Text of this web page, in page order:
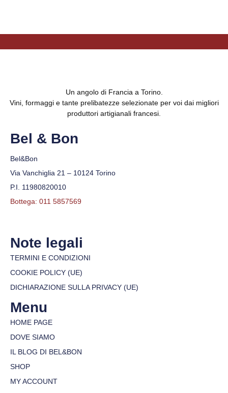
Un angolo di Francia a Torino.
Vini, formaggi e tante prelibatezze selezionate per voi dai migliori
produttori artigianali francesi.
Bel & Bon
Bel&Bon
Via Vanchiglia 21 – 10124 Torino
P.I. 11980820010
Bottega: 011 5857569
Note legali
TERMINI E CONDIZIONI
COOKIE POLICY (UE)
DICHIARAZIONE SULLA PRIVACY (UE)
Menu
HOME PAGE
DOVE SIAMO
IL BLOG DI BEL&BON
SHOP
MY ACCOUNT